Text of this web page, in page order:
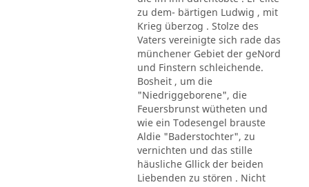
zu dem- bärtigen Ludwig , mit
Krieg überzog . Stolze des
Vaters vereinigte sich rade das
münchener Gebiet der geNord
und Finstern schleichende.
Bosheit , um die
"Niedriggeborene", die
Feuersbrunst wütheten und
wie ein Todesengel brauste
Aldie "Baderstochter", zu
vernichten und das stille
häusliche Gllick der beiden
Liebenden zu stören . Nicht